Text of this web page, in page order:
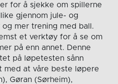
for å sjekke om spillerne
gjennom jule- og
mer trening med ball.
et verktøy for å se om
på enn annet. Denne
på løpetesten sånn
med at våre beste løpere
Gøran (Sørheim),